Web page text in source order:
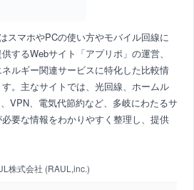
スマホやPCの使い方やモバイル回線に
するWebサイト「アプリポ」の運営、
ルギー関連サービスに特化した比較情
。主なサイトでは、光回線、ホームル
VPN、電気代節約など、多岐にわたるサ
要な情報をわかりやすく整理し、提供
株式会社 (RAUL,inc.)